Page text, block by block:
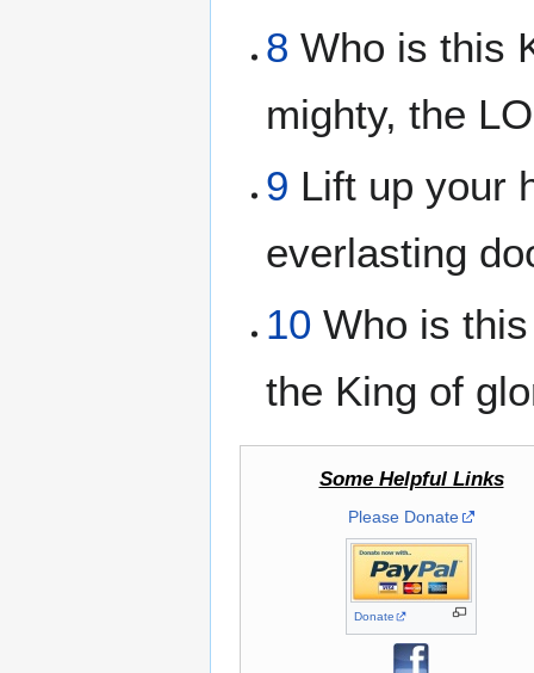
8 Who is this
mighty, the
9 Lift up your
everlasting
10 Who is
the King of
Some Helpful Links
Please Donate
Donate